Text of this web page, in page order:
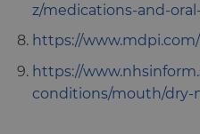
z/medications-and-
https://www.mdpi.com/
https://
conditions/mouth/dry-